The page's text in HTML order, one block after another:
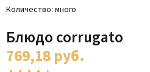
Количество много
Блюдо corrugato
769,18руб.